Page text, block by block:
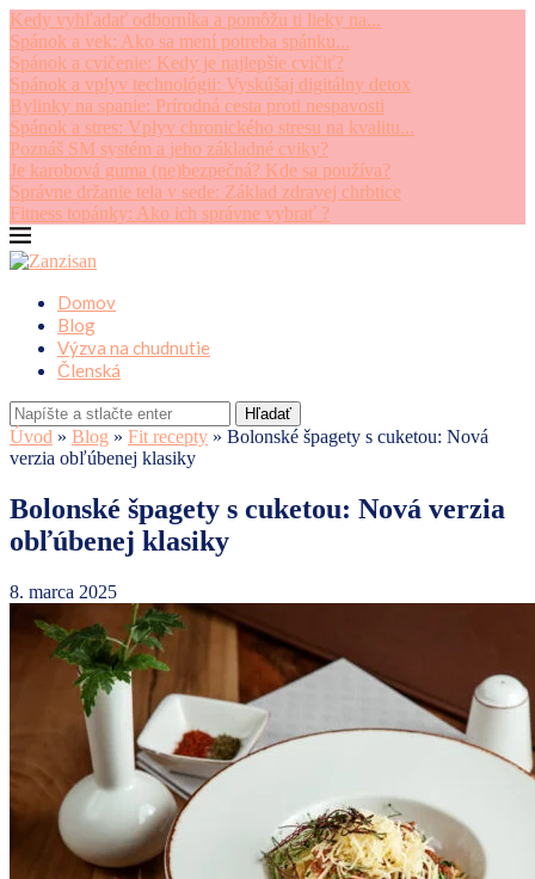
Kedy vyhľadať odborníka a pomôžu ti lieky na...
Spánok a vek: Ako sa mení potreba spánku...
Spánok a cvičenie: Kedy je najlepšie cvičiť?
Spánok a vplyv technológii: Vyskúšaj digitálny detox
Bylinky na spanie: Prírodná cesta proti nespavosti
Spánok a stres: Vplyv chronického stresu na kvalitu...
Poznáš SM systém a jeho základné cviky?
Je karobová guma (ne)bezpečná? Kde sa používa?
Správne držanie tela v sede: Základ zdravej chrbtice
Fitness topánky: Ako ich správne vybrať ?
Domov
Blog
Výzva na chudnutie
Členská
Hľadať
Úvod » Blog » Fit recepty » Bolonské špagety s cuketou: Nová
verzia obľúbenej klasiky
Bolonské špagety s cuketou: Nová verzia
obľúbenej klasiky
8. marca 2025